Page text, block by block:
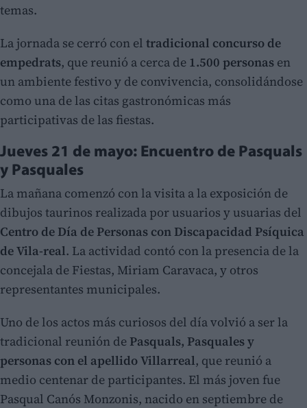
temas.
La jornada se cerró con el tradicional concurso de
empedrats, que reunió a cerca de 1.500 personas en
un ambiente festivo y de convivencia, consolidándose
como una de las citas gastronómicas más
participativas de las fiestas.
Jueves 21 de mayo: Encuentro de Pasquals
y Pasquales
La mañana comenzó con la visita a la exposición de
dibujos taurinos realizada por usuarios y usuarias del
Centro de Día de Personas con Discapacidad Psíquica
de Vila-real. La actividad contó con la presencia de la
concejala de Fiestas, Miriam Caravaca, y otros
representantes municipales.
Uno de los actos más curiosos del día volvió a ser la
tradicional reunión de Pasquals, Pasquales y
personas con el apellido Villarreal, que reunió a
medio centenar de participantes. El más joven fue
Pasqual Canós Monzonis, nacido en septiembre de